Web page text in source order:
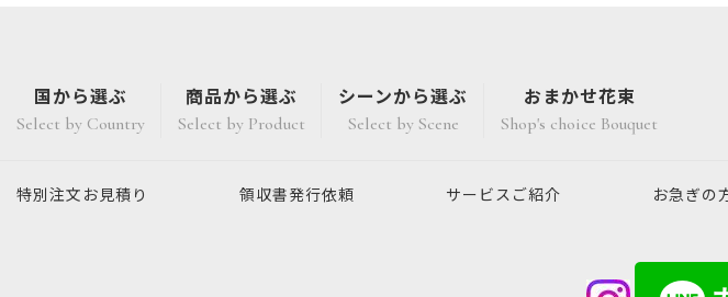
国から選ぶ
Select by Country
商品から選ぶ
Select by Product
シーンから選ぶ
Select by Scene
おまかせ花束
Shop's choice Bouquet
特別注文 お見積り 領収書発行依頼 サービスご紹介 お急ぎの